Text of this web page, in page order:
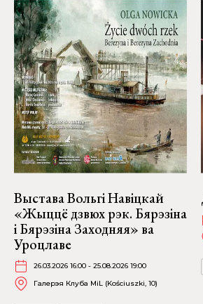
Выстава Вольгі Навіцкай
«Жыццё дзвюх рэк. Бярэзіна
і Бярэзіна Заходняя» ва
Уроцлаве
26.03.2026 16:00 - 25.08.2026 19:00
Галерэя Клуба MiL (Kościuszki, 10)